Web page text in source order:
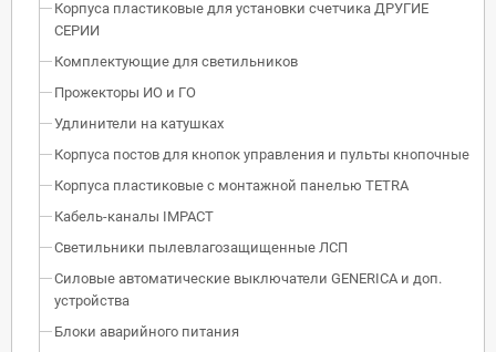
Корпуса пластиковые для установки счетчика ДРУГИЕ
СЕРИИ
Комплектующие для светильников
Прожекторы ИО и ГО
Удлинители на катушках
Корпуса постов для кнопок управления и пульты кнопочные
Корпуса пластиковые с монтажной панелью TETRA
Кабель-каналы IMPACT
Светильники пылевлагозащищенные ЛСП
Силовые автоматические выключатели GENERICA и доп.
устройства
Блоки аварийного питания